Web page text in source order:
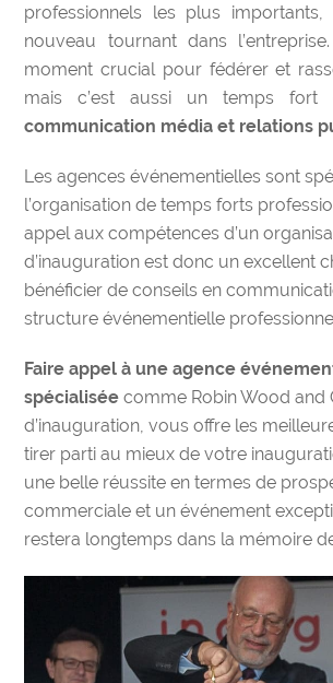
professionnels les plus
nouveau tournant dans
moment crucial pour fédérer et
mais c’est aussi un temps fort
communication média et relations
Les agences événementielles sont
l’organisation de temps forts
appel aux compétences d’un
d’inauguration est donc un excellent
bénéficier de conseils en
structure événementielle
Faire appel à une agence
spécialisée comme Robin Wood and
d’inauguration, vous offre les
tirer parti au mieux de votre
une belle réussite en termes de
commerciale et un événement
restera longtemps dans la mémoire